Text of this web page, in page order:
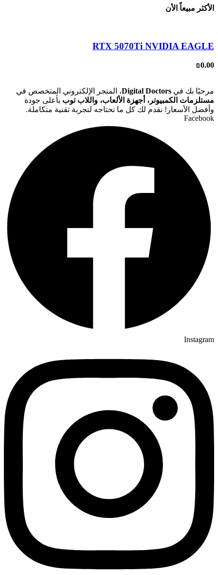
هو:
الأكثر مبيعاً الأن
RTX 5070Ti NVIDIA EAGLE
₪0.00
مرحبًا بك في Digital Doctors، المتجر الإلكتروني المتخصص في
مستلزمات الكمبيوتر، أجهزة الألعاب، واللاب توب بأعلى جودة
وأفضل الأسعار! نقدم لك كل ما تحتاجه لتجربة تقنية متكاملة.
Facebook
Instagram